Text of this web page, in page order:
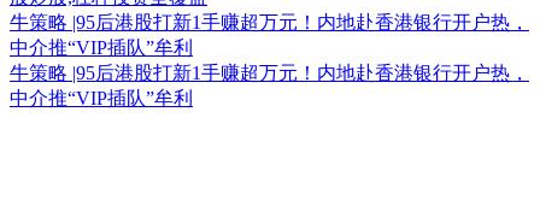
牛策略 |95后港股打新1手赚超万元！内地赴香港银行开户热，
中介推“VIP插队”牟利
牛策略 |95后港股打新1手赚超万元！内地赴香港银行开户热，
中介推“VIP插队”牟利